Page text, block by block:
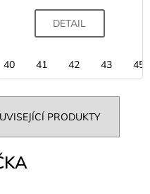
DETAIL
40 41 42 43 45
PRODUKTY